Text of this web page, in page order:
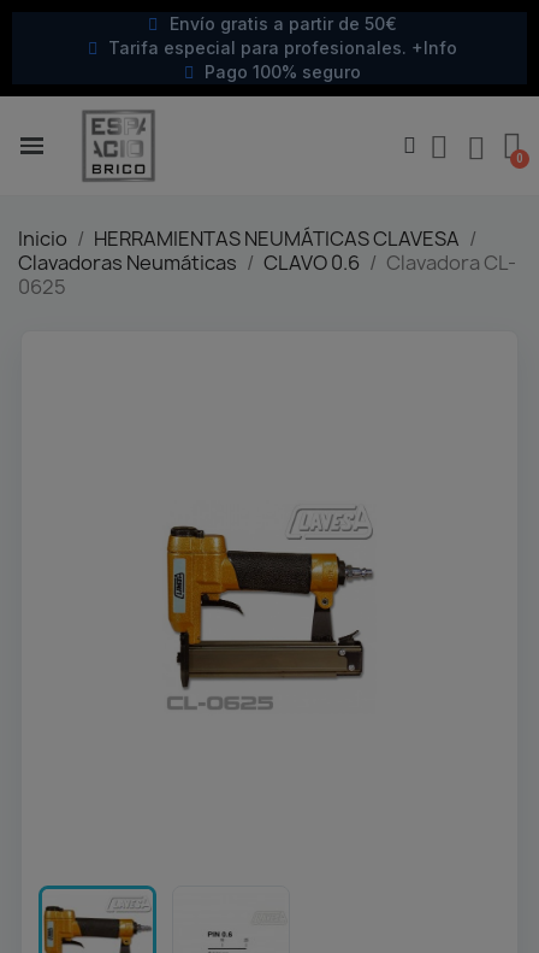
Envío gratis a partir de 50€
Tarifa especial para profesionales. +Info
Pago 100% seguro
Inicio
HERRAMIENTAS NEUMÁTICAS CLAVESA
Clavadoras Neumáticas
CLAVO 0.6
Clavadora CL-
0625